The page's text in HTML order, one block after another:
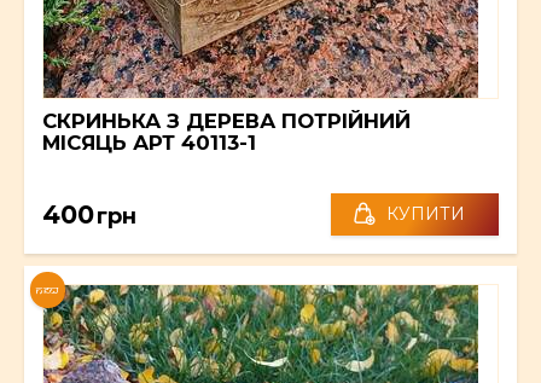
СКРИНЬКА З ДЕРЕВА ПОТРІЙНИЙ
МІСЯЦЬ АРТ 40113-1
400грн КУПИТИ
NEW